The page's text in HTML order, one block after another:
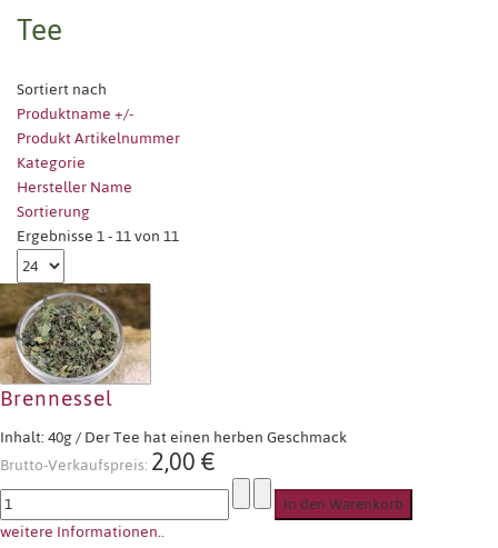
Tee
Sortiert nach
Produktname +/-
Produkt Artikelnummer
Kategorie
Hersteller Name
Sortierung
Ergebnisse 1 - 11 von 11
Brennessel
Inhalt: 40g / Der Tee hat einen herben Geschmack
Brutto-Verkaufspreis:2,00 €
weitere Informationen..